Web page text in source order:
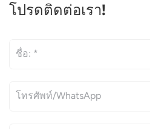
โปรดติดต่อเรา!